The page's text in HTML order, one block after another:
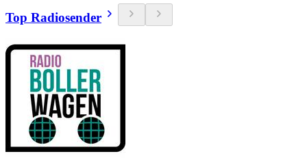
Top Radiosender